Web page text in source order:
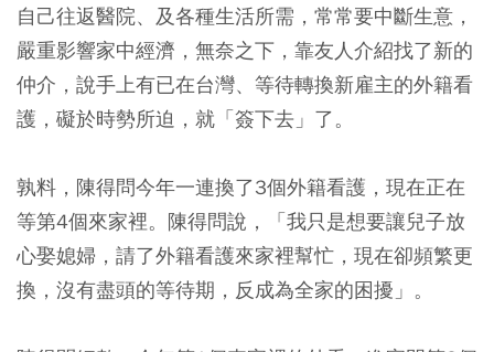
自己往返醫院、及各種生活所需，常常要中斷生意，
嚴重影響家中經濟，無奈之下，靠友人介紹找了新的
仲介，說手上有已在台灣、等待轉換新雇主的外籍看
護，礙於時勢所迫，就「簽下去」了。
孰料，陳得問今年一連換了3個外籍看護，現在正在
等第4個來家裡。陳得問說，「我只是想要讓兒子放
心娶媳婦，請了外籍看護來家裡幫忙，現在卻頻繁更
換，沒有盡頭的等待期，反成為全家的困擾」。